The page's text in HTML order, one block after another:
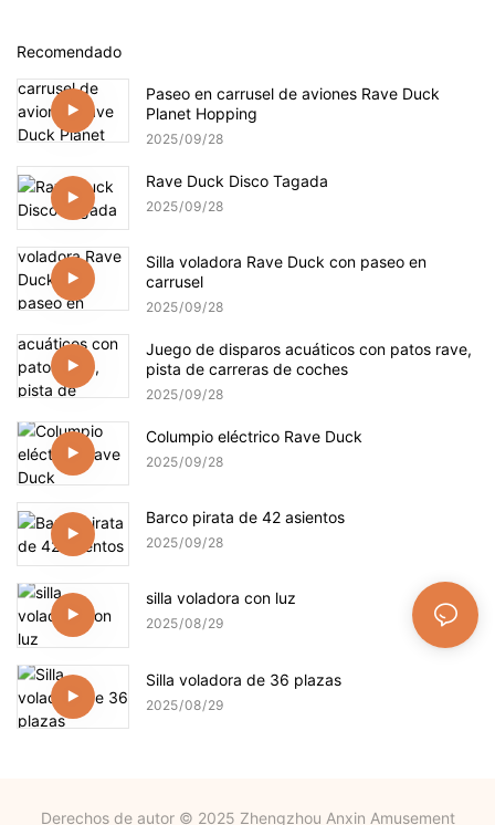
Recomendado
Paseo en carrusel de aviones Rave Duck
Planet Hopping
2025 09 28
Rave Duck Disco Tagada
2025 09 28
Silla voladora Rave Duck con paseo en
carrusel
2025 09 28
Juego de disparos acuáticos con patos rave,
pista de carreras de coches
2025 09 28
Columpio eléctrico Rave Duck
2025 09 28
Barco pirata de 42 asientos
2025 09 28
silla voladora con luz
2025 08 29
Silla voladora de 36 plazas
2025 08 29
Derechos de autor © 2025 Zhengzhou Anxin Amusement